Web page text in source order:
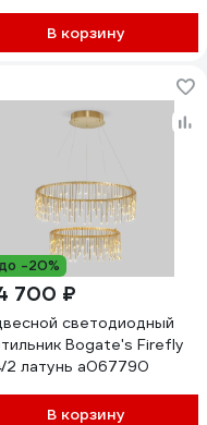
В корзину
-20%
700 ₽
светодиодный
Bogate's Firefly
2 латунь a067790
В корзину